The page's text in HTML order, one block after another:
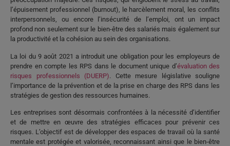
l’épuisement professionnel (burnout), le harcèlement moral, les conflits
interpersonnels, ou encore l’insécurité de l’emploi, ont un impact
profond non seulement sur le bien-être des salariés mais également sur
la productivité et la cohésion au sein des organisations.
La loi du 9 août 2021 a introduit une obligation pour les employeurs de
prendre en compte les RPS dans le document unique d’évaluation des
risques professionnels (DUERP). Cette mesure législative souligne
l’importance de la prévention et de la prise en charge des RPS dans les
stratégies de gestion des ressources humaines.
Les entreprises sont désormais confrontées à la nécessité d’identifier
et de mettre en œuvre des stratégies efficaces pour prévenir ces
risques. L’objectif est de développer des espaces de travail où la santé
mentale est protégée et valorisée, reconnaissant ainsi que le bien-être